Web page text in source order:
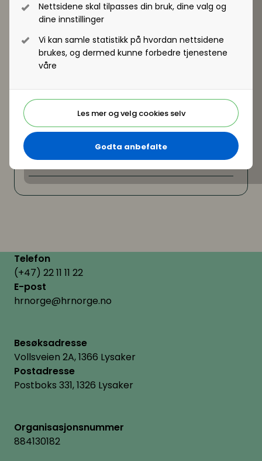
Nettsidene skal tilpasses din bruk, dine valg og
dine innstillinger
Vi kan samle statistikk på hvordan nettsidene
brukes, og dermed kunne forbedre tjenestene
våre
Les mer og velg cookies selv
Godta anbefalte
Telefon
(+47) 22 11 11 22
E-post
hrnorge@hrnorge.no
Besøksadresse
Vollsveien 2A, 1366 Lysaker
Postadresse
Postboks 331, 1326 Lysaker
Organisasjonsnummer
884130182